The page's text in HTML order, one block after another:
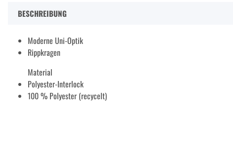
BESCHREIBUNG
Moderne Uni-Optik
Rippkragen
Material
Polyester-Interlock
100 % Polyester (recycelt)